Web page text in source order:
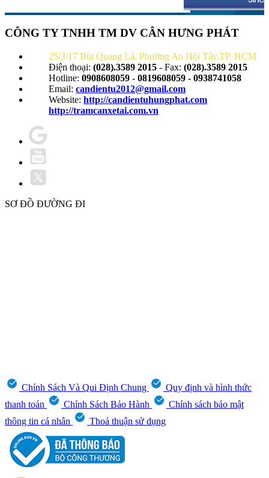
CÔNG TY TNHH TM DV CÂN HƯNG PHÁT
25/3/17 Bùi Quang Là, Phường An Hội Tây,TP. HCM
Điện thoại: (028).3589 2015 - Fax: (028).3589 2015
Hotline: 0908608059 - 0819608059 - 0938741058
Email: candientu2012@gmail.com
Website: http://candientuhungphat.com
http://tramcanxetai.com.vn
SƠ ĐỒ ĐƯỜNG ĐI
Chính Sách Và Qui Định Chung
Quy định và hình thức
thanh toán
Chính Sách Bảo Hành
Chính sách bảo mật
thông tin cá nhân
Thoả thuận sử dụng